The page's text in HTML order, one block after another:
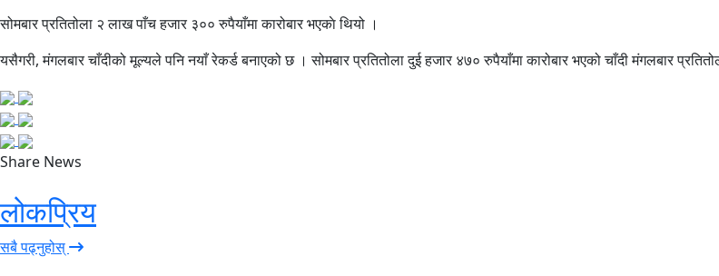
सोमबार प्रतितोला २ लाख पाँच हजार ३०० रुपैयाँमा कारोबार भएकाे थियो ।
यसैगरी, मंगलबार चाँदीको मूल्यले पनि नयाँ रेकर्ड बनाएको छ । सोमबार प्रतितोला दुई हजार ४७० रुपैयाँमा कारोबार भएको चाँदी मंगलबार
Share News
लोकप्रिय
सबै पढ्नुहोस्